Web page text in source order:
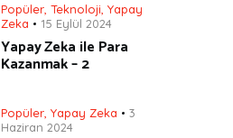
Popüler Teknoloji Yapay
Zeka
15 Eylül 2024
Yapay Zeka ile Para
Kazanmak – 2
Popüler Yapay Zeka
3
Haziran 2024